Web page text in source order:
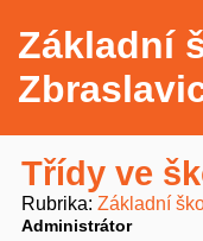
Základní
Třídy ve
Rubrika Základní
Administrátor